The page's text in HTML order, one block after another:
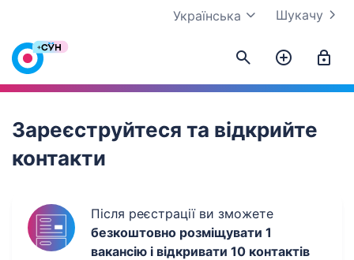
Шукачу
Українська
Work.ua
Зареєструйтеся та відкрийте
контакти
Після реєстрації ви зможете
безкоштовно розміщувати 1
вакансію і відкривати 10 контактів